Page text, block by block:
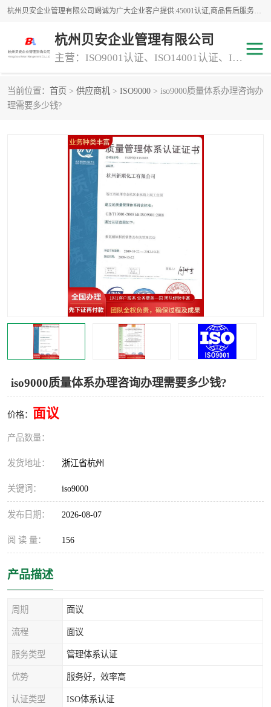
杭州贝安企业管理有限公司竭诚为广大企业客户提供:45001认证,商品售后服务认证,CE认证,知识产权体系认证,iso体系认证等服务,公司提供一条认证服务,方便快捷.
杭州贝安企业管理有限公司
主营：ISO9001认证、ISO14001认证、ISO认证、ISO22000认证、ISO/TS16949认证,FSC森林认证
当前位置： 首页 > 供应商机 > ISO9000 > iso9000质量体系办理咨询办
理需要多少钱?
iso9000质量体系办理咨询办理需要多少钱?
价格： 面议
产品数量：
发货地址： 浙江省杭州
关键词： iso9000
发布日期： 2026-08-07
阅 读 量： 156
产品描述
周期 面议
流程 面议
服务类型 管理体系认证
优势 服务好，效率高
认证类型 ISO体系认证
商品售后服务认证
专业资质评价证书(1) ISO9000
45001认证
GJB 9001C-2017 知识产权体系认证
消防设施工程专业承包
交通运输服务认证 CCRC认证
ISO9001认证 ISO14001认证
ISO认证 OHSAS18001认证
iso22000认证
ISO27001信息安全认证